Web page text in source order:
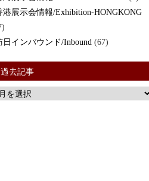
港展示会情報/Exhibition-HONGKONG
日インバウンド/Inbound (67)
過去記事